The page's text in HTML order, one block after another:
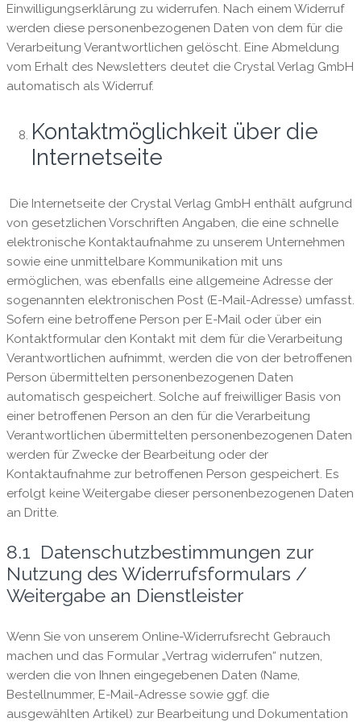
Einwilligungserklärung zu widerrufen. Nach einem Widerruf
werden diese personenbezogenen Daten von dem für die
Verarbeitung Verantwortlichen gelöscht. Eine Abmeldung
vom Erhalt des Newsletters deutet die Crystal Verlag GmbH
automatisch als Widerruf.
Kontaktmöglichkeit über die
Internetseite
Die Internetseite der Crystal Verlag GmbH enthält aufgrund
von gesetzlichen Vorschriften Angaben, die eine schnelle
elektronische Kontaktaufnahme zu unserem Unternehmen
sowie eine unmittelbare Kommunikation mit uns
ermöglichen, was ebenfalls eine allgemeine Adresse der
sogenannten elektronischen Post (E-Mail-Adresse) umfasst.
Sofern eine betroffene Person per E-Mail oder über ein
Kontaktformular den Kontakt mit dem für die Verarbeitung
Verantwortlichen aufnimmt, werden die von der betroffenen
Person übermittelten personenbezogenen Daten
automatisch gespeichert. Solche auf freiwilliger Basis von
einer betroffenen Person an den für die Verarbeitung
Verantwortlichen übermittelten personenbezogenen Daten
werden für Zwecke der Bearbeitung oder der
Kontaktaufnahme zur betroffenen Person gespeichert. Es
erfolgt keine Weitergabe dieser personenbezogenen Daten
an Dritte.
8.1 Datenschutzbestimmungen zur
Nutzung des Widerrufsformulars /
Weitergabe an Dienstleister
Wenn Sie von unserem Online-Widerrufsrecht Gebrauch
machen und das Formular „Vertrag widerrufen“ nutzen,
werden die von Ihnen eingegebenen Daten (Name,
Bestellnummer, E-Mail-Adresse sowie ggf. die
ausgewählten Artikel) zur Bearbeitung und Dokumentation